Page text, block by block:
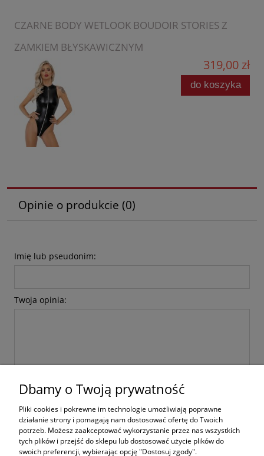
CZARNE BODY WETLOOK BOUDOIR STORIES Z
ZAMKIEM BŁYSKAWICZNYM
319,00 zł
do koszyka
Opinie o produkcie (0)
Imię lub pseudonim:
Twoja opinia:
Dbamy o Twoją prywatność
Pliki cookies i pokrewne im technologie umożliwiają poprawne
działanie strony i pomagają nam dostosować ofertę do Twoich
potrzeb. Możesz zaakceptować wykorzystanie przez nas wszystkich
tych plików i przejść do sklepu lub dostosować użycie plików do
swoich preferencji, wybierając opcję "Dostosuj zgody".